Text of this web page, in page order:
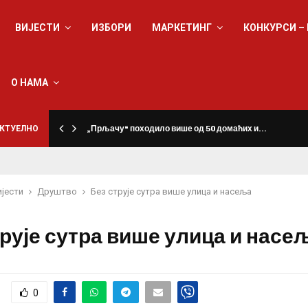
ВИЈЕСТИ ИЗБОРИ МАРКЕТИНГ КОНКУРСИ
О НАМА
„Прљачу“ походило више од 50 домаћих и…
Друштво Без струје сутра више улица и насеља
сутра више улица и
0